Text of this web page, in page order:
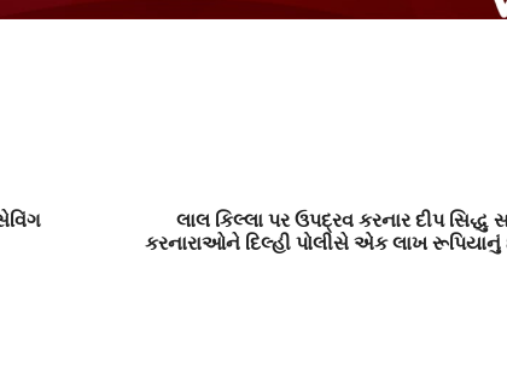
લાલ કિલ્લા પર ઉપદ્રવ કરનાર દીપ સિદ્ધુ
કરનારાઓને દિલ્હી પોલીસે એક લાખ રૂપિયાનું